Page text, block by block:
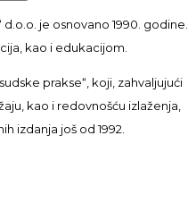
je osnovano 1990. godine.
kao i edukacijom.
prakse“, koji, zahvaljujući
kao i redovnošću izlaženja,
izdanja još od 1992.